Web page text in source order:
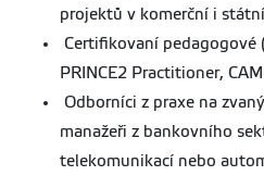
projektů v komerční i
Certifikovaní pedagogové
PRINCE2 Practitioner,
Odborníci z praxe na
manažeři z bankovního
telekomunikací nebo